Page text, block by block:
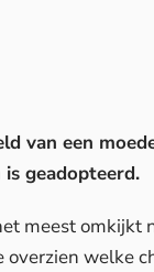
van een
geadopteerd.
meest omkijkt
welke